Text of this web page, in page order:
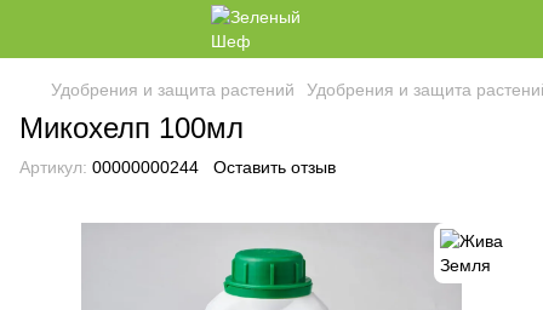
Удобрения и защита растений Удобрения и защита
Микохелп 100мл
Артикул: 00000000244 Оставить отзыв